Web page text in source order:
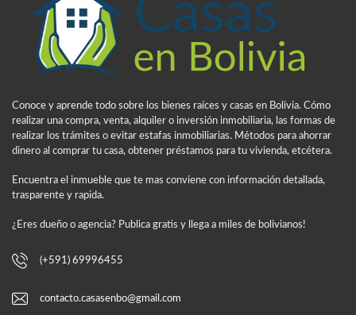
Conoce y aprende todo sobre los bienes raíces y casas en Bolivia. Cómo
realizar una compra, venta, alquiler o inversión inmobiliaria, las formas de
realizar los trámites o evitar estafas inmobiliarias. Métodos para ahorrar
dinero al comprar tu casa, obtener préstamos para tu vivienda, etcétera.
Encuentra el inmueble que te mas conviene con información detallada,
trasparente y rapida.
¿Eres dueño o agencia? Publica gratis y llega a miles de bolivianos!
(+591) 69996455
contacto.casasenbo@gmail.com